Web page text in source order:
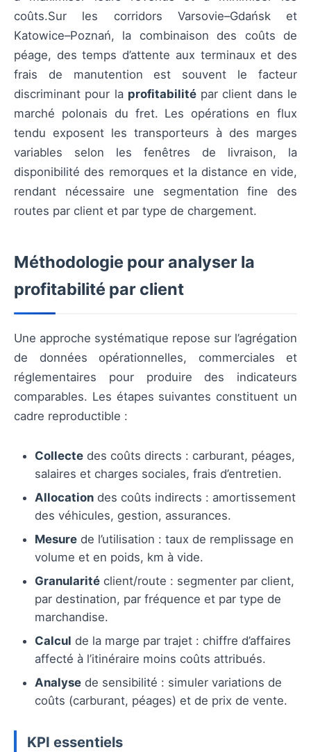
coûts.Sur les corridors Varsovie–Gdańsk et
Katowice–Poznań, la combinaison des coûts de
péage, des temps d’attente aux terminaux et des
frais de manutention est souvent le facteur
discriminant pour la profitabilitépar client dans le
marché polonais du fret. Les opérations en flux
tendu exposent les transporteurs à des marges
variables selon les fenêtres de livraison, la
disponibilité des remorques et la distance en vide,
rendant nécessaire une segmentation fine des
routes par client et par type de chargement.
Méthodologie pour analyser la
profitabilité par client
Une approche systématique repose sur l’agrégation
de données opérationnelles, commerciales et
réglementaires pour produire des indicateurs
comparables. Les étapes suivantes constituent un
cadre reproductible :
Collecte des coûts directs : carburant, péages,
salaires et charges sociales, frais d’entretien.
Allocation des coûts indirects : amortissement
des véhicules, gestion, assurances.
Mesure de l’utilisation : taux de remplissage en
volume et en poids, km à vide.
Granularité client/route : segmenter par client,
par destination, par fréquence et par type de
marchandise.
Calcul de la marge par trajet : chiffre d’affaires
affecté à l’itinéraire moins coûts attribués.
Analyse de sensibilité : simuler variations de
coûts (carburant, péages) et de prix de vente.
KPI essentiels